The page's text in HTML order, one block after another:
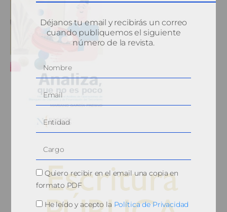
Déjanos tu email y recibirás un correo
cuando publiquemos el siguiente
número de la revista.
Quiero recibir en el email una copia en
formato PDF
He leído y acepto la Política de Privacidad